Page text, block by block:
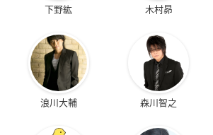
下野紘 木村昴
浪川大輔 森川智之